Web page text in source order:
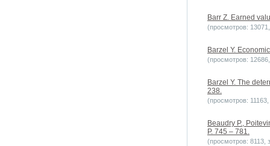
Barr Z. Earned
(просмотров:
Barzel Y.
(просмотров:
Barzel Y. The
238.
(просмотров:
Beaudry P.,
P. 745 – 781.
(просмотров: 8113,